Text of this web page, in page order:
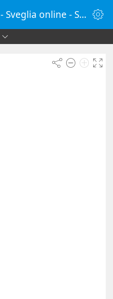
Sveglia alle 09:19 - Sveglia online - SvegliaOnline.it